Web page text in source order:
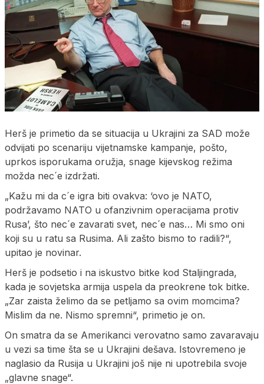
Herš je primetio da se situacija u Ukrajini za SAD može
odvijati po scenariju vijetnamske kampanje, pošto,
uprkos isporukama oružja, snage kijevskog režima
možda nec´e izdržati.
„Kažu mi da c´e igra biti ovakva: ‘ovo je NATO,
podržavamo NATO u ofanzivnim operacijama protiv
Rusa’, što nec´e zavarati svet, nec´e nas… Mi smo oni
koji su u ratu sa Rusima. Ali zašto bismo to radili?“,
upitao je novinar.
Herš je podsetio i na iskustvo bitke kod Staljingrada,
kada je sovjetska armija uspela da preokrene tok bitke.
„Zar zaista želimo da se petljamo sa ovim momcima?
Mislim da ne. Nismo spremni“, primetio je on.
On smatra da se Amerikanci verovatno samo zavaravaju
u vezi sa time šta se u Ukrajini dešava. Istovremeno je
naglasio da Rusija u Ukrajini još nije ni upotrebila svoje
„glavne snage“.